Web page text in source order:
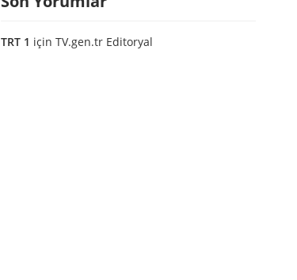
TRT 1 için TV.gen.tr Editoryal